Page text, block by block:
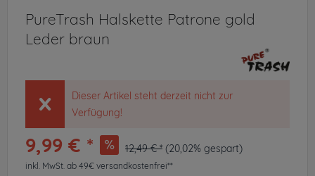
PureTrash Halskette Patrone gold
Leder braun
Dieser Artikel steht derzeit nicht zur
Verfügung!
9,99 € * 12,49 € * (20,02% gespart)
inkl. MwSt. ab 49€ versandkostenfrei**